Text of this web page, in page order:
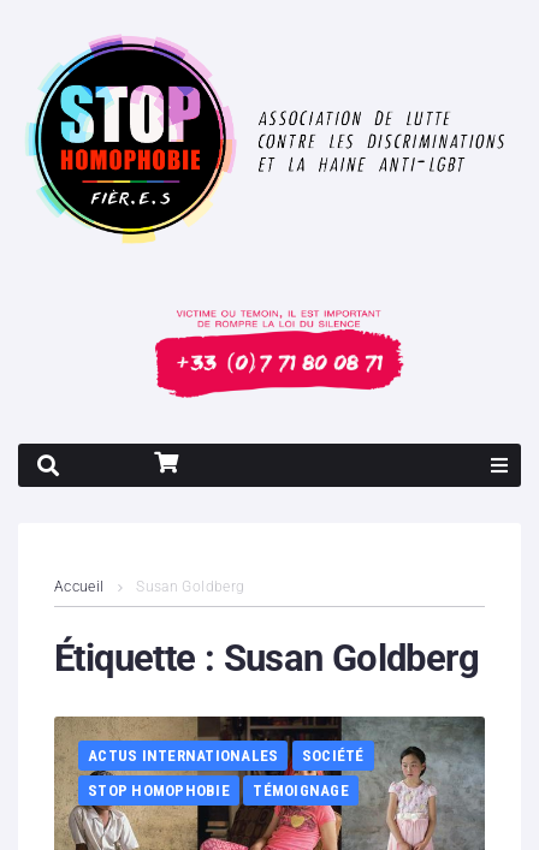
Contenus litigieux
Boutique
Partenaires
Accueil Susan Goldberg
Étiquette : Susan Goldberg
ACTUS INTERNATIONALES
SOCIÉTÉ
STOP HOMOPHOBIE
TÉMOIGNAGE